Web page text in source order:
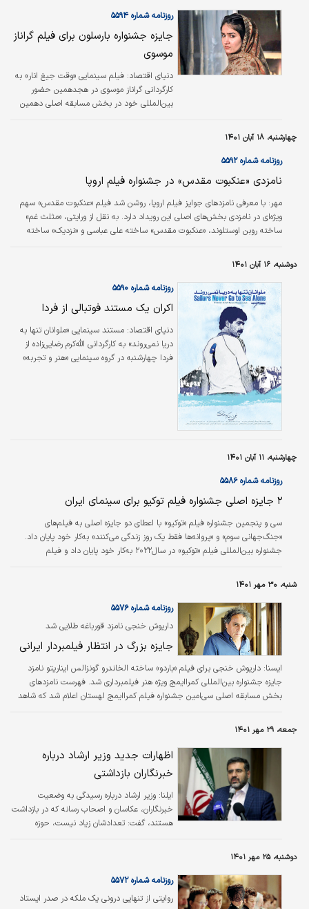
روزنامه شماره ۵۵۹۴
جایزه جشنواره بارسلون برای فیلم گراناز
موسوی
دنیای اقتصاد: فیلم سینمایی «وقت جیغ انار» به
کارگردانی گراناز موسوی در هجدهمین حضور
بین‌المللی خود در بخش مسابقه اصلی دهمین
چهارشنبه، ۱۸ آبان ۱۴۰۱
روزنامه شماره ۵۵۹۲
نامزدی «عنکبوت مقدس» در جشنواره فیلم اروپا
مهر: با معرفی نامزدهای جوایز فیلم اروپا، روشن شد فیلم «عنکبوت مقدس» سهم
ویژه‌ای در نامزدی بخش‌های اصلی این رویداد دارد. به نقل از ورایتی، «مثلث غم»
ساخته روبن اوستلوند، «عنکبوت مقدس» ساخته علی عباسی و «نزدیک» ساخته
جایزه بهترین فیلم اروپایی نامزد شده‌اند. در عین حال در کنار علی عباسی و روبن
اوستلوند، ماری کورتزر برای «کورساژ»، یرژی اسکولیموفسکی…
دوشنبه، ۱۶ آبان ۱۴۰۱
روزنامه شماره ۵۵۹۰
اکران یک مستند فوتبالی از فردا
دنیای اقتصاد: مستند سینمایی «ملوانان تنها به
دریا نمی‌روند» به کارگردانی الله‌‌کرم رضایی‌زاده از
فردا چهارشنبه در گروه سینمایی «هنر و تجربه»
چهارشنبه، ۱۱ آبان ۱۴۰۱
روزنامه شماره ۵۵۸۶
۲ جایزه اصلی جشنواره فیلم توکیو برای سینمای ایران
سی و پنجمین جشنواره فیلم «توکیو» با اعطای دو جایزه اصلی به فیلم‏‏‏‏‏‏‏‌های
«جنگ‌جهانی سوم» و «پروانه‌ها فقط یک روز زندگی می‌کنند» به‌کار خود پایان داد.
جشنواره بین‌المللی فیلم «توکیو» در سال‌۲۰۲۲ به‌کار خود پایان داد و فیلم
سینمایی حضور داشت در نهایت جایزه ویژه هیات‌داوران را به خود اختصاص داد.
«جنگ‌جهانی سوم» نماینده رسمی سینمای ایران در شاخه بهترین فیلم بین‌المللی
اسکار۲۰۲۳ است. فیلم «پروانه‏‏‏‏‏‏‏‌ها فقط یک روز زندگی می‌کنند»…
شنبه، ۳۰ مهر ۱۴۰۱
داریوش خنجی نامزد قورباغه طلایی شد
روزنامه شماره ۵۵۷۶
جایزه بزرگ در انتظار فیلمبردار ایرانی
ایسنا: داریوش خنجی برای فیلم «باردو» ساخته الخاندرو گونزالس ایناریتو نامزد
جایزه جشنواره بین‌المللی کمراایمج ویژه هنر فیلمبرداری شد. فهرست نامزدهای
بخش مسابقه اصلی سی‌امین جشنواره فیلم کمراایمج لهستان اعلام شد که شاهد
تصویر، به طرز چشمگیری در نحوه روایت داستان نقش داشته باشد و به سهم بزرگ
فیلمبردار در ساخت و پرداخت فیلم اشاره دارد.
جمعه، ۲۹ مهر ۱۴۰۱
اظهارات جدید وزیر ارشاد درباره
خبرنگاران بازداشتی
ایلنا: وزیر ارشاد درباره رسیدگی به وضعیت
خبرنگاران، عکاسان و اصحاب رسانه که در بازداشت
هستند، گفت: تعدادشان زیاد نیست، حوزه
دوشنبه، ۲۵ مهر ۱۴۰۱
روایتی از تنهایی درونی یک ملکه در صدر ایستاد
روزنامه شماره ۵۵۷۲